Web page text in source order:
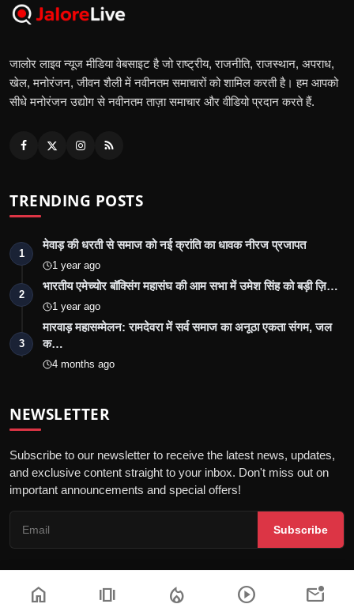
जालोर लाइव न्यूज मीडिया वेबसाइट है जो राष्ट्रीय, राजनीति, राजस्थान, अपराध,
खेल, मनोरंजन, जीवन शैली में नवीनतम समाचारों को शामिल करती है। हम आपको
सीधे मनोरंजन उद्योग से नवीनतम ताज़ा समाचार और वीडियो प्रदान करते हैं.
TRENDING POSTS
1
मेवाड़ की धरती से समाज को नई क्रांति का धावक नीरज प्रजापत
1 year ago
2
भारतीय एमेच्योर बॉक्सिंग महासंघ की आम सभा में उमेश सिंह को बड़ी ज़ि…
1 year ago
3
मारवाड़ महासम्मेलन: रामदेवरा में सर्व समाज का अनूठा एकता संगम, जल
क…
4 months ago
NEWSLETTER
Subscribe to our newsletter to receive the latest news, updates,
and exclusive content straight to your inbox. Don't miss out on
important announcements and special offers!
Subscribe
home amp_stories local_fire_department play_circle mark_email_unread